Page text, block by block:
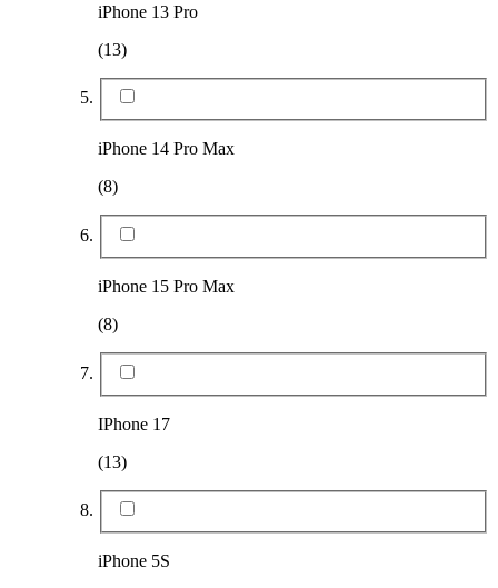
iPhone 13 Pro
(13)
iPhone 14 Pro Max
(8)
iPhone 15 Pro Max
(8)
IPhone 17
(13)
iPhone 5S